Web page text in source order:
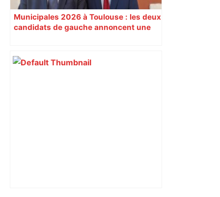
Municipales 2026 à Toulouse : les deux
candidats de gauche annoncent une